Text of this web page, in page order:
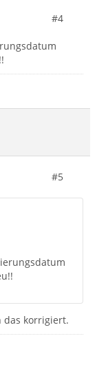
#4
#5
das korrigiert.